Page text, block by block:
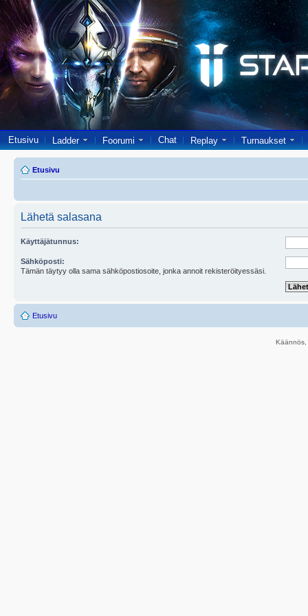
Etusivu Ladder Foorumi Chat Replay Turnaukset
Etusivu
Lähetä salasana
Käyttäjätunnus:
Sähköposti:
Tämän täytyy olla sama sähköpostiosoite, jonka annoit rekisteröityessäsi.
Etusivu